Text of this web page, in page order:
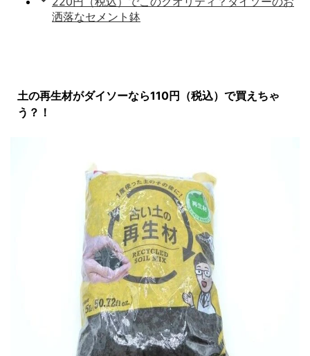
洒落なセメント鉢
土の再生材がダイソーなら110円（税込）で買えちゃ
う？！